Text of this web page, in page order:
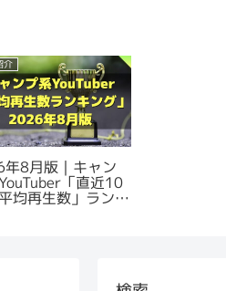
介
8月版｜キャン
「直近10
均再生数」ランキ